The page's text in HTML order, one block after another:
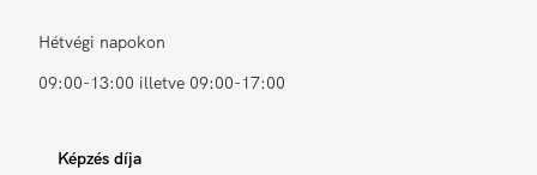
Hétvégi napokon
09:00-13:00 illetve 09:00-17:00
Képzés díja